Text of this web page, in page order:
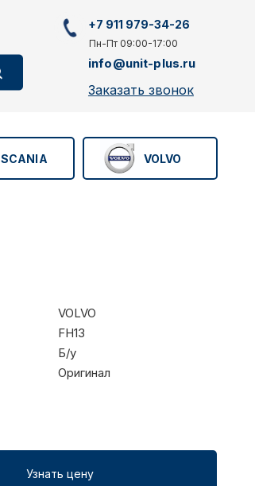
+7 911 979-34-26
Пн-Пт 09:00-17:00
info@unit-plus.ru
Заказать звонок
SCANIA VOLVO
VOLVO
FH13
Б/у
Оригинал
Узнать цену